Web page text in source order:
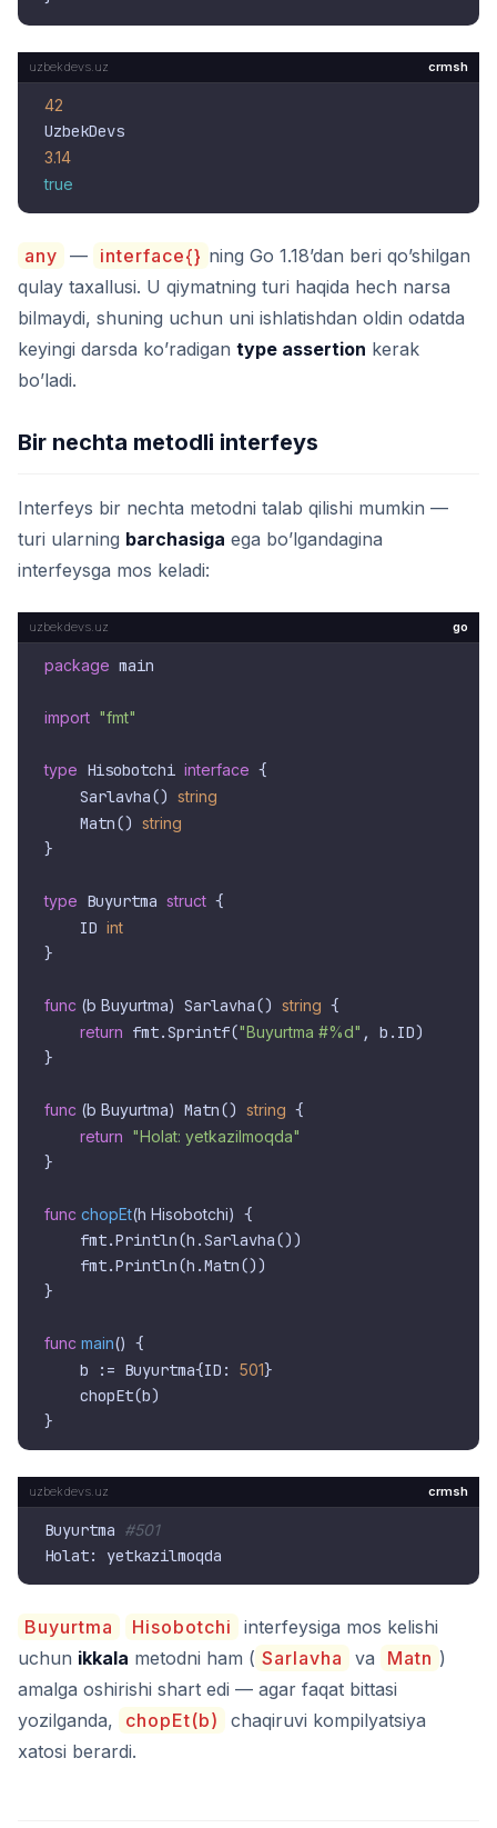
crmsh
42
3.14
true
any — interface{} ning Go 1.18’dan beri qo’shilgan
qulay taxallusi. U qiymatning turi haqida hech narsa
bilmaydi, shuning uchun uni ishlatishdan oldin odatda
keyingi darsda ko’radigan type assertion kerak
bo’ladi.
Bir nechta metodli interfeys
Interfeys bir nechta metodni talab qilishi mumkin —
turi ularning barchasiga ega bo’lgandagina
interfeysga mos keladi:
go
package main
import "fmt"
type Hisobotchi interface {
    Sarlavha()
string
    Matn()
string
}
type Buyurtma struct {
    ID
int
}
func (b Buyurtma) Sarlavha() string {
return fmt.Sprintf("Buyurtma #%d" , b.ID)
}
func (b Buyurtma) Matn() string {
return "Holat: yetkazilmoqda"
}
func chopEt(h Hisobotchi) {
    fmt.Println(h.Sarlavha())
    fmt.Println(h.Matn())
}
func main() {
    b := Buyurtma{ID:
501}
    chopEt(b)
crmsh
Buyurtma #501
Buyurtma Hisobotchi
interfeysiga mos kelishi
uchun ikkala metodni ham ( Sarlavha va Matn )
amalga oshirishi shart edi — agar faqat bittasi
yozilganda,
chopEt(b)
chaqiruvi kompilyatsiya
xatosi berardi.